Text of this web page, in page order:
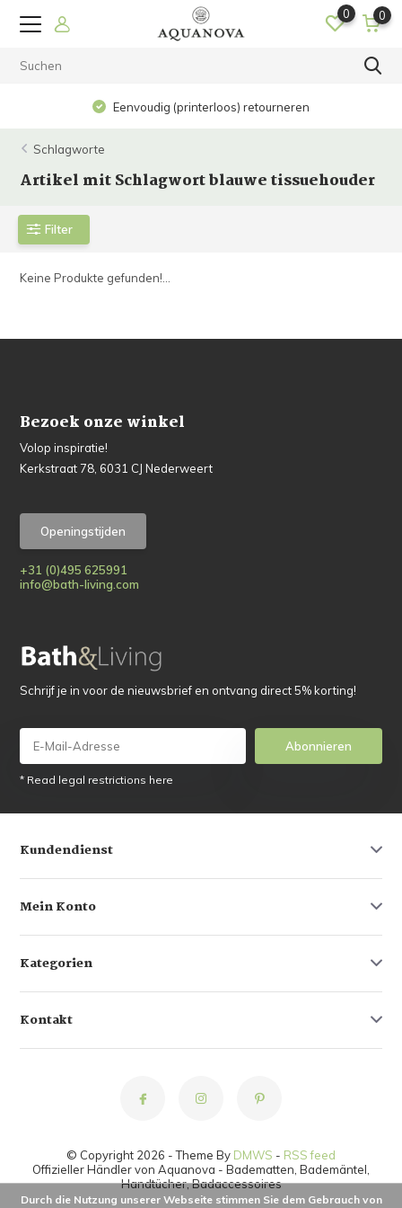
0 0
Eenvoudig (printerloos) retourneren
Schlagworte
Artikel mit Schlagwort blauwe tissuehouder
Filter
Keine Produkte gefunden!...
Bezoek onze winkel
Volop inspiratie!
Kerkstraat 78, 6031 CJ Nederweert
Openingstijden
+31 (0)495 625991
info@bath-living.com
Schrijf je in voor de nieuwsbrief en ontvang direct 5% korting!
Abonnieren
* Read legal restrictions here
Kundendienst
Mein Konto
Kategorien
Kontakt
© Copyright 2026 - Theme By DMWS - RSS feed
Offizieller Händler von Aquanova - Badematten, Bademäntel,
Handtücher, Badaccessoires
Durch die Nutzung unserer Webseite stimmen Sie dem Gebrauch von